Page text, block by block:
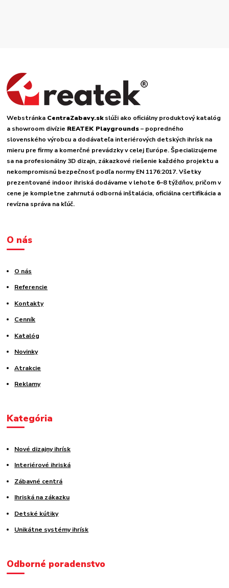
Webstránka CentraZabavy.skslúži ako oficiálny produktový katalóg
a showroom divízie REATEK Playgrounds– popredného
slovenského výrobcu a dodávateľa interiérových detských ihrísk na
mieru pre firmy a komerčné prevádzky v celej Európe. Špecializujeme
sa na profesionálny 3D dizajn, zákazkové riešenie každého projektu a
nekompromisnú bezpečnosť podľa normy EN 1176:2017. Všetky
prezentované indoor ihriská dodávame v lehote 6–8 týždňov, pričom v
cene je kompletne zahrnutá odborná inštalácia, oficiálna certifikácia a
revízna správa na kľúč.
O nás
O nás
Referencie
Kontakty
Cenník
Katalóg
Novinky
Atrakcie
Reklamy
Kategória
Nové dizajny ihrísk
Interiérové ihriská
Zábavné centrá
Ihriská na zákazku
Detské kútiky
Unikátne systémy ihrísk
Odborné poradenstvo